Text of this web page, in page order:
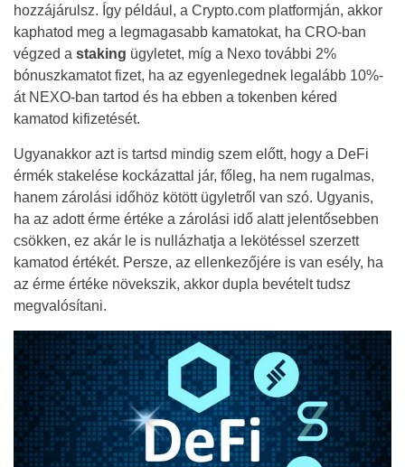
hozzájárulsz. Így például, a Crypto.com platformján, akkor
kaphatod meg a legmagasabb kamatokat, ha CRO-ban
végzed a staking ügyletet, míg a Nexo további 2%
bónuszkamatot fizet, ha az egyenlegednek legalább 10%-
át NEXO-ban tartod és ha ebben a tokenben kéred
kamatod kifizetését.
Ugyanakkor azt is tartsd mindig szem előtt, hogy a DeFi
érmék stakelése kockázattal jár, főleg, ha nem rugalmas,
hanem zárolási időhöz kötött ügyletről van szó. Ugyanis,
ha az adott érme értéke a zárolási idő alatt jelentősebben
csökken, ez akár le is nullázhatja a lekötéssel szerzett
kamatod értékét. Persze, az ellenkezőjére is van esély, ha
az érme értéke növekszik, akkor dupla bevételt tudsz
megvalósítani.